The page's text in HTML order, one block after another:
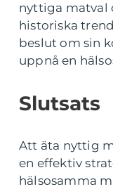
nyttiga matval
historiska
beslut om sin
uppnå en
Slutsats
Att äta nyttig
en effektiv
hälsosamma